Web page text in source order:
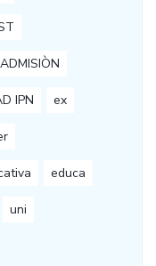
IPN ex
educa
uni